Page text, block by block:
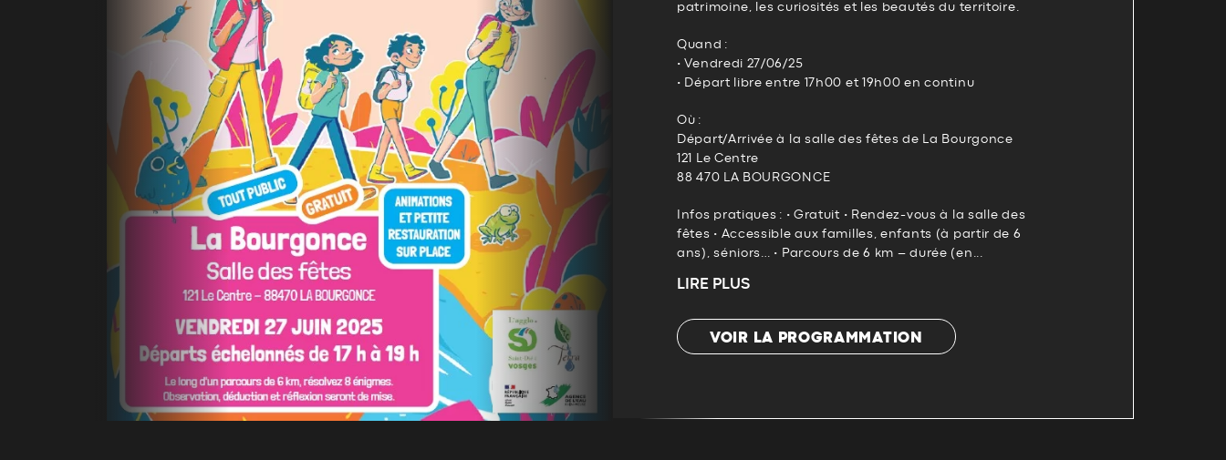
patrimoine, les curiosités et les beautés du territoire.
Quand :
• Vendredi 27/06/25
• Départ libre entre 17h00 et 19h00 en continu
Où :
Départ/Arrivée à la salle des fêtes de La Bourgonce
121 Le Centre
88 470 LA BOURGONCE
Infos pratiques : • Gratuit • Rendez-vous à la salle des
fêtes • Accessible aux familles, enfants (à partir de 6
ans), séniors… • Parcours de 6 km – durée (en...
LIRE PLUS
VOIR LA PROGRAMMATION